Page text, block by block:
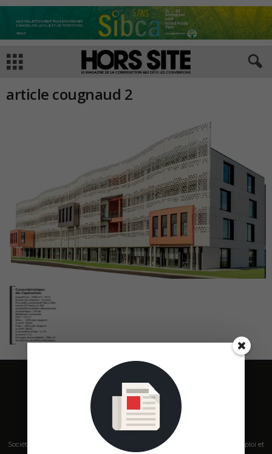
article cougnaud 2
Société de presse, plateforme de mise en relation sur les marchés B2B, emploi et